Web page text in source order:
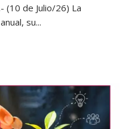
(10 de Julio/26) La
su...